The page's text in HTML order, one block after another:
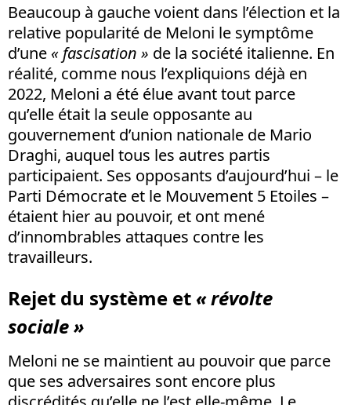
Beaucoup à gauche voient dans l’élection et la
relative popularité de Meloni le symptôme
d’une « fascisation » de la société italienne. En
réalité, comme nous l’expliquions déjà en
2022, Meloni a été élue avant tout parce
qu’elle était la seule opposante au
gouvernement d’union nationale de Mario
Draghi, auquel tous les autres partis
participaient. Ses opposants d’aujourd’hui – le
Parti Démocrate et le Mouvement 5 Etoiles –
étaient hier au pouvoir, et ont mené
d’innombrables attaques contre les
travailleurs.
Rejet du système et « révolte
sociale »
Meloni ne se maintient au pouvoir que parce
que ses adversaires sont encore plus